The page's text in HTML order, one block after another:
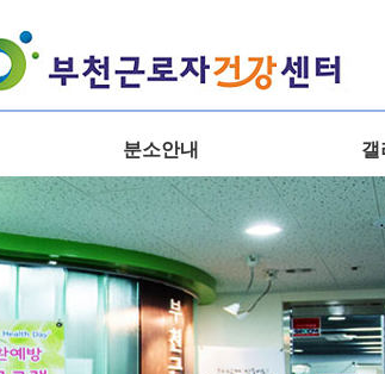
분소안내 갤